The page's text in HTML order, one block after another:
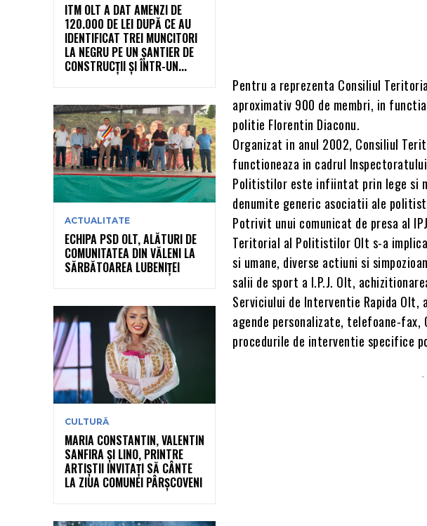
ITM OLT A DAT AMENZI DE
120.000 DE LEI DUPĂ CE AU
IDENTIFICAT TREI MUNCITORI
LA NEGRU PE UN ȘANTIER DE
CONSTRUCȚII ȘI ÎNTR-UN...
ACTUALITATE
ECHIPA PSD OLT, ALĂTURI DE
COMUNITATEA DIN VĂLENI LA
SĂRBĂTOAREA LUBENIȚEI
CULTURĂ
MARIA CONSTANTIN, VALENTIN
SANFIRA ȘI LINO, PRINTRE
ARTIȘTII INVITAȚI SĂ CÂNTE
LA ZIUA COMUNEI PÂRȘCOVENI
Pentru a reprezenta Consiliul
aproximativ 900 de membri, in
politie Florentin Diaconu.
Organizat in anul 2002, Consiliul
functioneaza in cadrul
Politistilor este infiintat prin lege si
denumite generic asociatii ale
Potrivit unui comunicat de presa al
Teritorial al Politistilor Olt s-a
si umane, diverse actiuni si
salii de sport a I.P.J. Olt,
Serviciului de Interventie Rapida
agende personalizate, telefoane-
procedurile de interventie specifice
-